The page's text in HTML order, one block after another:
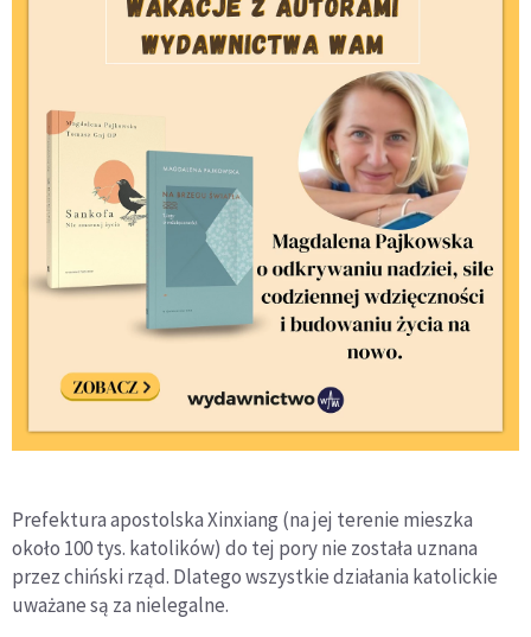
Prefektura apostolska Xinxiang (na jej terenie mieszka
około 100 tys. katolików) do tej pory nie została uznana
przez chiński rząd. Dlatego wszystkie działania katolickie
uważane są za nielegalne.